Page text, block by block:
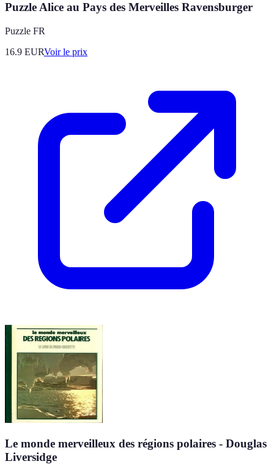
Puzzle Alice au Pays des Merveilles Ravensburger
Puzzle FR
16.9 EURVoir le prix
Le monde merveilleux des régions polaires - Douglas
Liversidge